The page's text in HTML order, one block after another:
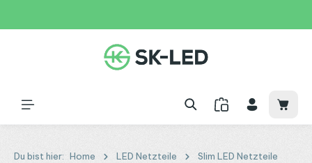
Du bist hier: Home LED Netzteile
Slim LED Netzteile